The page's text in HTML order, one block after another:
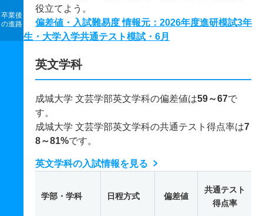
卒業後
の進路
役立てよう。
偏差値・入試難易度 情報元：2026年度進研模試3年
生・大学入学共通テスト模試・6月
英文学科
成城大学 文芸学部英文学科の偏差値は59～67で
す。
成城大学 文芸学部英文学科の共通テスト得点率は7
8～81%です。
英文学科の入試情報を見る
学部・学科 日程方式 偏差値
共通テスト
得点率